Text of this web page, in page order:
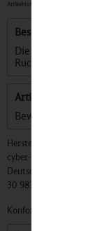
Artikelnummer:
Beschreibung
Die 3in1
Rucksack,
Artikel bewerten
Bewertungen
Hersteller:
cyber-Wear
Deutschland,
30 983 0